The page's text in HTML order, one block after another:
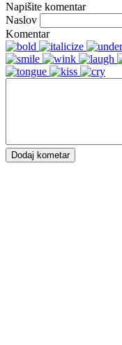
Napišite komentar
Naslov
Komentar
Dodaj kometar